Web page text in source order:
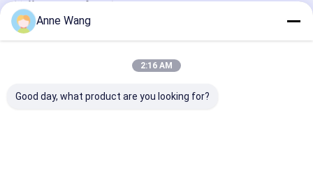
推薦されたプロダクト
Anne Wang
2:16 AM
Good day, what product are you looking for?